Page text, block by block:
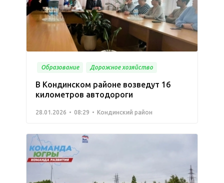
Образование Дорожное хозяйство
В Кондинском районе возведут 16
километров автодороги
28.01.2026 08:29 Кондинский район